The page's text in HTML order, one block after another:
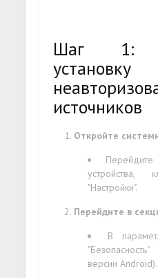
Шаг 1:
источников
Откройте
устройства,
"Настройки".
Перейдите в
В
версии Android).